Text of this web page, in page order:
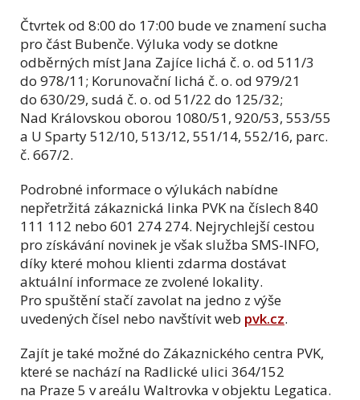
Čtvrtek od 8:00 do 17:00 bude ve znamení sucha
pro část Bubenče. Výluka vody se dotkne
odběrných míst Jana Zajíce lichá č. o. od 511/3
do 978/11; Korunovační lichá č. o. od 979/21
do 630/29, sudá č. o. od 51/22 do 125/32;
Nad Královskou oborou 1080/51, 920/53, 553/55
a U Sparty 512/10, 513/12, 551/14, 552/16, parc.
č. 667/2.
Podrobné informace o výlukách nabídne
nepřetržitá zákaznická linka PVK na číslech 840
111 112 nebo 601 274 274. Nejrychlejší cestou
pro získávání novinek je však služba SMS-INFO,
díky které mohou klienti zdarma dostávat
aktuální informace ze zvolené lokality.
Pro spuštění stačí zavolat na jedno z výše
uvedených čísel nebo navštívit web pvk.cz.
Zajít je také možné do Zákaznického centra PVK,
které se nachází na Radlické ulici 364/152
na Praze 5 v areálu Waltrovka v objektu Legatica.